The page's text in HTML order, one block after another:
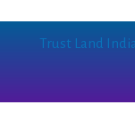
Trust Land India